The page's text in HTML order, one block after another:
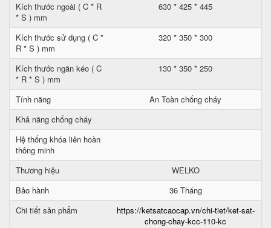
Kích thước ngoài ( C * R
* S ) mm
630 * 425 * 445
Kích thước sử dụng ( C *
R * S ) mm
320 * 350 * 300
Kích thước ngăn kéo ( C
* R * S ) mm
130 * 350 * 250
Tính năng
An Toàn chống cháy
Khả năng chống cháy
Hệ thống khóa liên hoàn
thông minh
Thương hiệu
WELKO
Bảo hành
36 Tháng
Chi tiết sản phẩm
https://ketsatcaocap.vn/chi-tiet/ket-sat-
chong-chay-kcc-110-kc